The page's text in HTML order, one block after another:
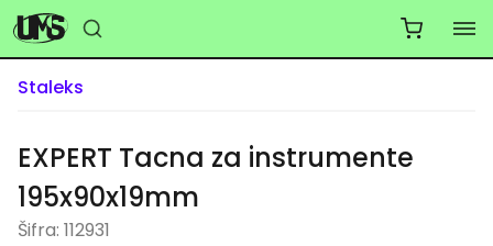
Staleks
EXPERT Tacna za instrumente
195x90x19mm
Šifra: 112931